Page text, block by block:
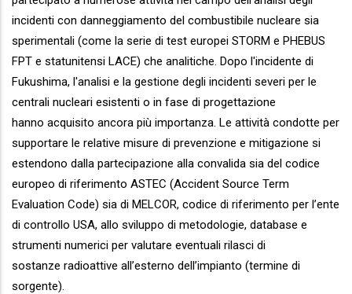
incidenti con danneggiamento del combustibile nucleare sia
sperimentali (come la serie di test europei STORM e PHEBUS
FPT e statunitensi LACE) che analitiche. Dopo l'incidente di
Fukushima, l'analisi e la gestione degli incidenti severi per le
centrali nucleari esistenti o in fase di progettazione
hanno acquisito ancora più importanza. Le attività condotte per
supportare le relative misure di prevenzione e mitigazione si
estendono dalla partecipazione alla convalida sia del codice
europeo di riferimento ASTEC (Accident Source Term
Evaluation Code) sia di MELCOR, codice di riferimento per l’ente
di controllo USA, allo sviluppo di metodologie, database e
strumenti numerici per valutare eventuali rilasci di
sostanze radioattive all’esterno dell’impianto (termine di
sorgente).